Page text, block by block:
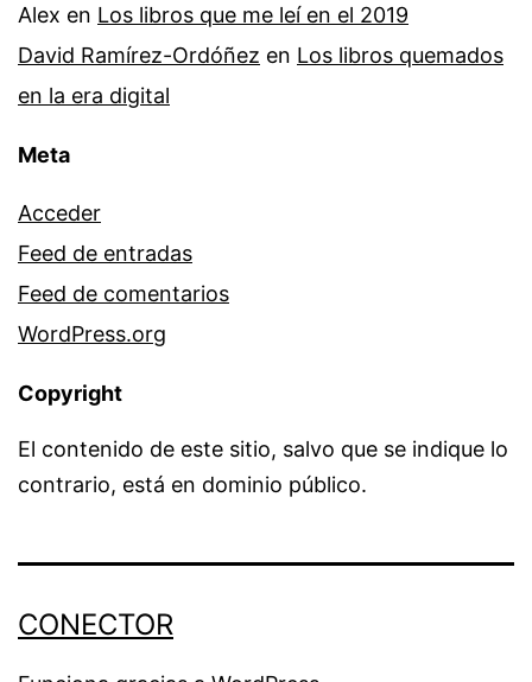
Alex en Los libros que me leí en el 2019
David Ramírez-Ordóñez en Los libros quemados
en la era digital
Meta
Acceder
Feed de entradas
Feed de comentarios
WordPress.org
Copyright
El contenido de este sitio, salvo que se indique lo
contrario, está en dominio público.
CONECTOR